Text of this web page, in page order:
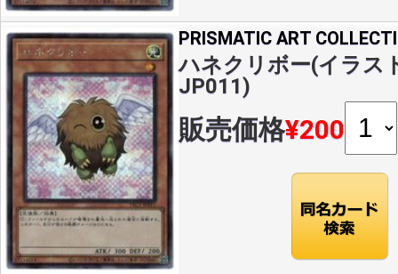
PRISMATIC ART
ハネクリボー(イラス
JP011)
販売価格¥200